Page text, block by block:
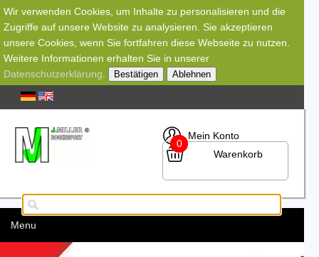
Wir verwenden Cookies, um Inhalte zu personalisieren und die
Zugriffe auf unsere Website zu analysieren. Sie akzeptieren
unsere Cookies, wenn Sie fortfahren diese Webseite zu nutzen.
Weitere Informationen erhalten Sie in unserer
Datenschutzerklärung
Bestätigen Ablehnen
Mein Konto
0
Warenkorb
Menu